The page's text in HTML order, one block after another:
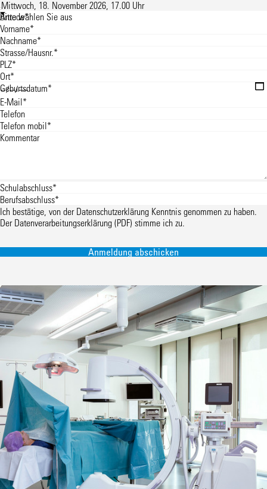
Mittwoch, 18. November 2026, 17.00 Uhr
Anrede*
Vorname*
Nachname*
Strasse/Hausnr.*
PLZ*
Ort*
Geburtsdatum*
E-Mail*
Telefon
Telefon mobil*
Kommentar
Schulabschluss*
Berufsabschluss*
Ich bestätige, von der Datenschutzerklärung Kenntnis genommen zu haben.
Der Datenverarbeitungserklärung (PDF) stimme ich zu.